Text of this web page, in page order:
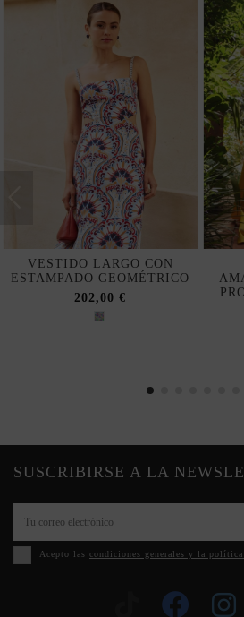
VESTIDO LARGO CON
ESTAMPADO GEOMÉTRICO
202,00 €
SUSCRIBIRSE A LA
Acepto las condiciones generales y la